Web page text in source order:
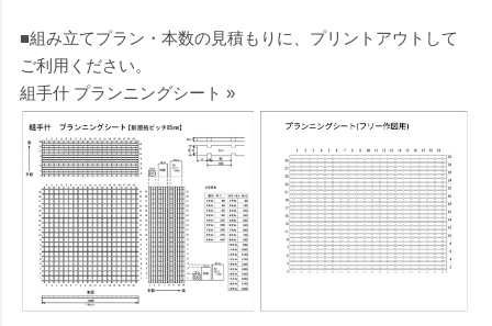
■組み立てプラン・本数の見積もりに、プリントアウトして
ご利用ください。
組手什 プランニングシート »